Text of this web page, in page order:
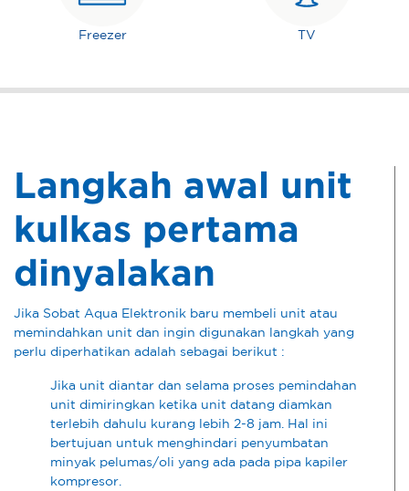
Freezer TV
Langkah awal unit
kulkas pertama
dinyalakan
Jika Sobat Aqua Elektronik baru membeli unit atau
memindahkan unit dan ingin digunakan langkah yang
perlu diperhatikan adalah sebagai berikut :
Jika unit diantar dan selama proses pemindahan
unit dimiringkan ketika unit datang diamkan
terlebih dahulu kurang lebih 2-8 jam. Hal ini
bertujuan untuk menghindari penyumbatan
minyak pelumas/oli yang ada pada pipa kapiler
kompresor.